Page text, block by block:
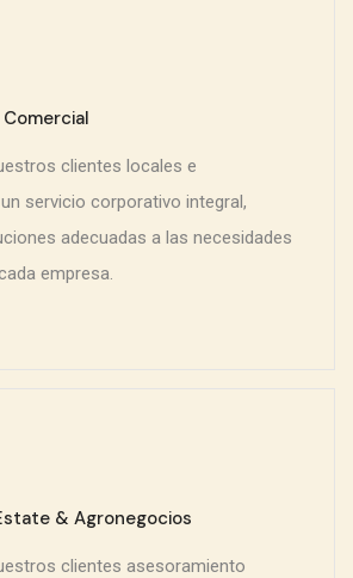
clientes locales e
servicio corporativo integral,
adecuadas a las necesidades
empresa.
& Agronegocios
clientes asesoramiento